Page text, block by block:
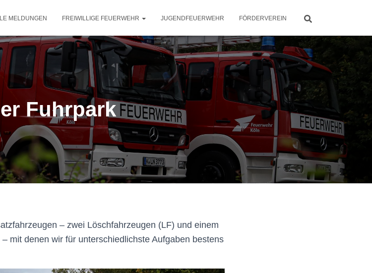
MELDUNGEN FREIWILLIGE FEUERWEHR JUGENDFEUERWEHR FÖRDERVEREIN
Fuhrpark
– zwei Löschfahrzeugen (LF) und einem
mit denen wir für unterschiedlichste Aufgaben bestens